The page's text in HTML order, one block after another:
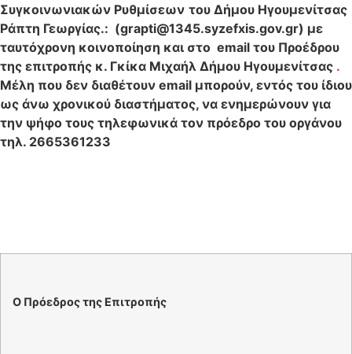
Συγκοινωνιακών Ρυθμίσεων του Δήμου Ηγουμενίτσας
Ράπτη Γεωργίας.: (grapti@1345.syzefxis.gov.gr) με
ταυτόχρονη κοινοποίηση και στο email του Προέδρου
της επιτροπής κ. Γκίκα Μιχαήλ Δήμου Ηγουμενίτσας .
Μέλη που δεν διαθέτουν email μπορούν, εντός του ίδιου
ως άνω χρονικού διαστήματος, να ενημερώνουν για
την ψήφο τους τηλεφωνικά τον πρόεδρο του οργάνου
τηλ. 2665361233
Ο Πρόεδρος της Επιτροπής